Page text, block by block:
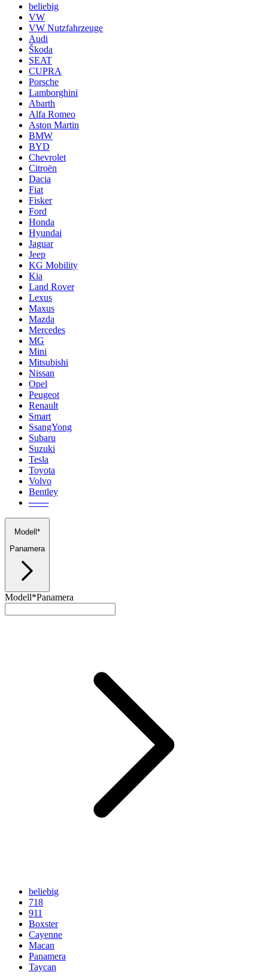
beliebig
VW
VW Nutzfahrzeuge
Audi
Škoda
SEAT
CUPRA
Porsche
Lamborghini
Abarth
Alfa Romeo
Aston Martin
BMW
BYD
Chevrolet
Citroën
Dacia
Fiat
Fisker
Ford
Honda
Hyundai
Jaguar
Jeep
KG Mobility
Kia
Land Rover
Lexus
Maxus
Mazda
Mercedes
MG
Mini
Mitsubishi
Nissan
Opel
Peugeot
Renault
Smart
SsangYong
Subaru
Suzuki
Tesla
Toyota
Volvo
Bentley
───
Modell*
Panamera
Modell*Panamera
beliebig
718
911
Boxster
Cayenne
Macan
Panamera
Taycan